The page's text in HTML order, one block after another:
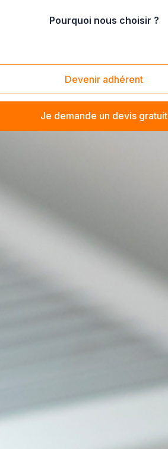
Pourquoi nous choisir ?
Devenir adhérent
Je demande un devis gratuit